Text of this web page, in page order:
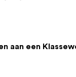
aan een